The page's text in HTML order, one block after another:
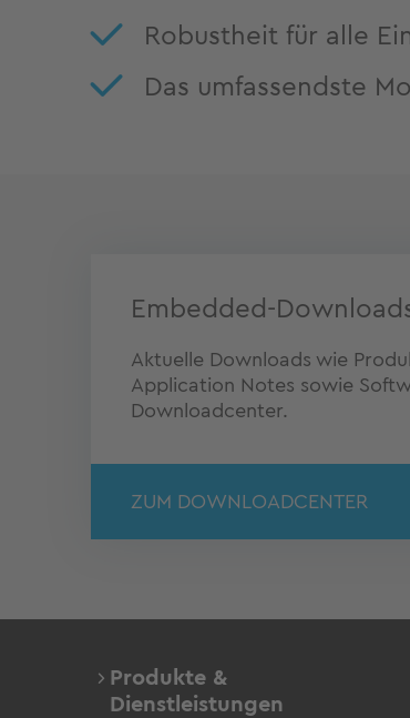
Robustheit für alle
Das umfassendste
Embedded-
Aktuelle Downloads wie
Application Notes sowie
Downloadcenter.
ZUM DOWNLOADCENTER
Produkte &
Dienstleistungen